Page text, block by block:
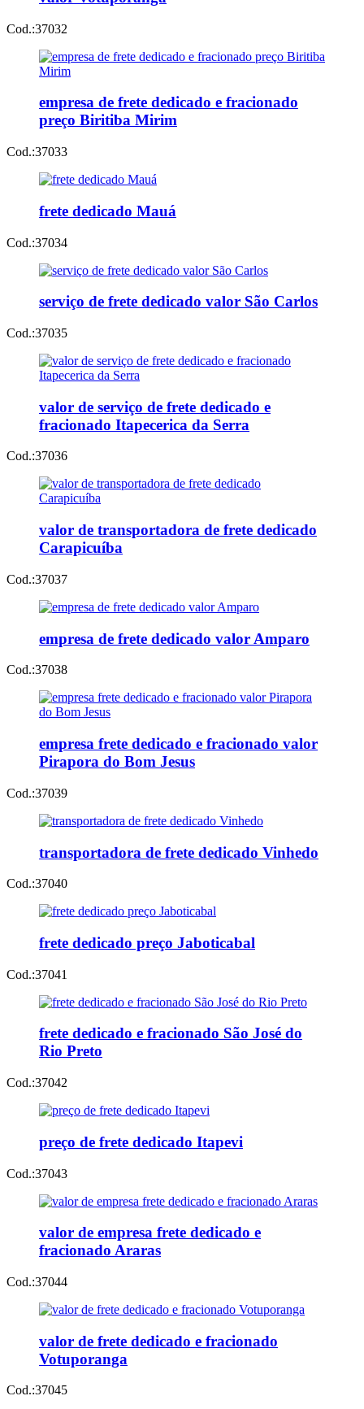
Cod.:37032
empresa de frete dedicado e fracionado
preço Biritiba Mirim
Cod.:37033
frete dedicado Mauá
Cod.:37034
serviço de frete dedicado valor São Carlos
Cod.:37035
valor de serviço de frete dedicado e
fracionado Itapecerica da Serra
Cod.:37036
valor de transportadora de frete dedicado
Carapicuíba
Cod.:37037
empresa de frete dedicado valor Amparo
Cod.:37038
empresa frete dedicado e fracionado valor
Pirapora do Bom Jesus
Cod.:37039
transportadora de frete dedicado Vinhedo
Cod.:37040
frete dedicado preço Jaboticabal
Cod.:37041
frete dedicado e fracionado São José do
Rio Preto
Cod.:37042
preço de frete dedicado Itapevi
Cod.:37043
valor de empresa frete dedicado e
fracionado Araras
Cod.:37044
valor de frete dedicado e fracionado
Votuporanga
Cod.:37045